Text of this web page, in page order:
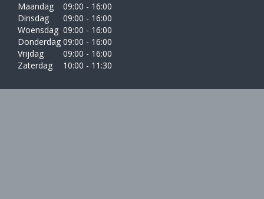
Maandag
09:00 - 16:00
Dinsdag
09:00 - 16:00
Woensdag 09:00 - 16:00
Donderdag 09:00 - 16:00
Vrijdag
09:00 - 16:00
Zaterdag
10:00 - 11:30